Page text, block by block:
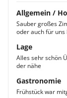
Allgemein /
Sauber großes
oder auch für uns
Lage
Alles sehr schön
der nähe
Gastronomie
Frühstück war